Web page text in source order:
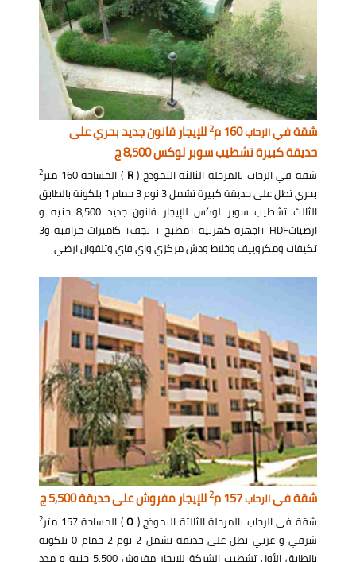
شقة فيالرحاب160 م 2للإيجار قانون جديد بحري على
حديقة كبيرة تشطيب سوبر لوكس 8,500 ج
شقة في الرحاب بالمرحلة الثالثة النموذج (R ) المساحة 160 متر 2
بحري تطل على حديقة كبيرة تشمل 3 نوم 3 حمام 1 بلكونة بالطابق
الثالث تشطيب سوبر لوكس للإيجار قانون جديد 8,500 جنيه و
ارضياتHDF +اجهزه كهربيه +مطبخ + نجف+ كاميرات مراقبه و3
تكيفات ومكروييف وخلاط ودش مركزي واي فاي وتلفوان ارضي
شقة فيالرحاب 2للإيجار مفروش على حديقة 5,500 ج
شقة في الرحاب بالمرحلة الثالثة النموذج ( O) المساحة 157 متر 2
شرقي و غربي تطل على حديقة تشمل 2 نوم 2 حمام 0 بلكونة
بالطابق الأول تشطيب الشركة للإيجار مفروش 5,500 جنيه و مدد